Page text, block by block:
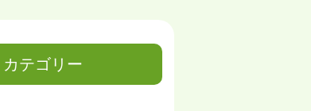
カテゴリー